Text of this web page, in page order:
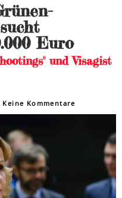
Euro
und Visagist
Keine Kommentare